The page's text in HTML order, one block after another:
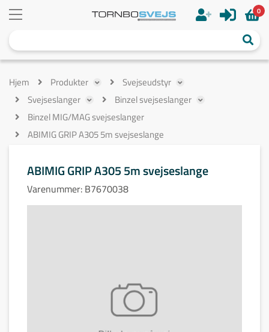
0
Hjem Produkter
Svejseudstyr
Svejseslanger
Binzel svejseslanger
Binzel MIG/MAG svejseslanger
ABIMIG GRIP A305 5m svejseslange
ABIMIG GRIP A305 5m svejseslange
Varenummer: B7670038